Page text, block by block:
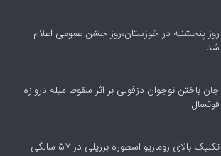
روز پنجشنبه در خوزستان،روز جشن عمومی اعلام
شد
جان باختن نوجوان دزفولی بر اثر سقوط میله دروازه
فوتسال
تکنیک بالای روماریو اسطوره برزیلی در ۵۷ سالگی